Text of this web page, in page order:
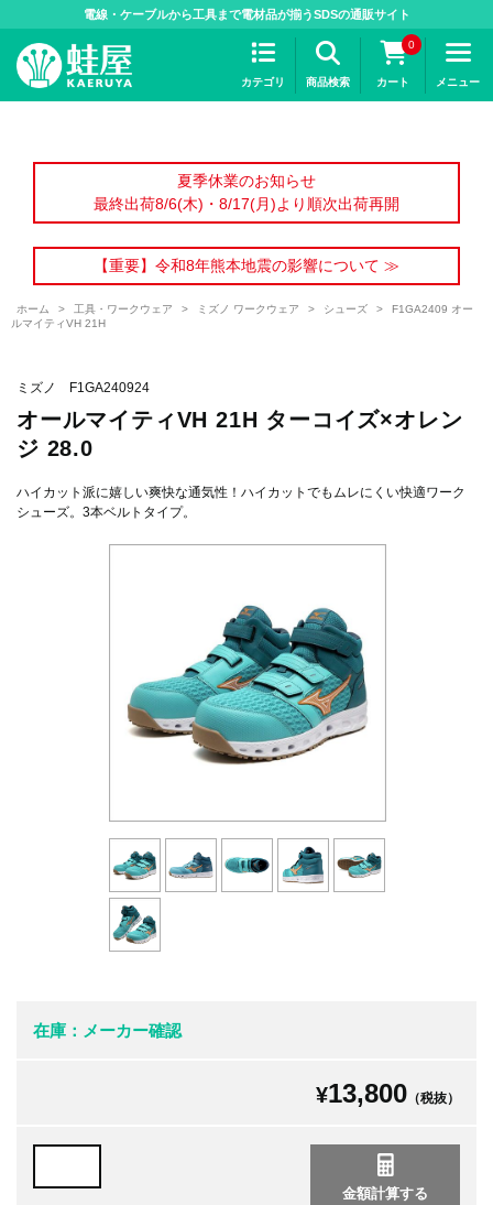
電線・ケーブルから工具まで電材品が揃うSDSの通販サイト
カテゴリ 商品検索
0
カート メニュー
夏季休業のお知らせ
最終出荷8/6(木)・8/17(月)より順次出荷再開
【重要】令和8年熊本地震の影響について ≫
ホーム > 工具・ワークウェア > ミズノ ワークウェア > シューズ >
F1GA2409 オー
ルマイティVH 21H
ミズノ F1GA240924
オールマイティVH 21H ターコイズ×オレン
ジ 28.0
ハイカット派に嬉しい爽快な通気性！ハイカットでもムレにくい快適ワーク
シューズ。3本ベルトタイプ。
在庫：メーカー確認
¥13,800 （税抜）